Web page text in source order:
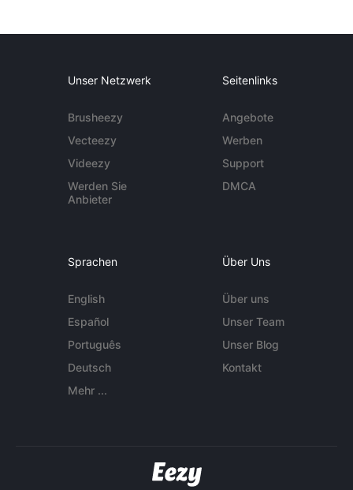
Unser Netzwerk
Brusheezy
Vecteezy
Videezy
Werden Sie
Anbieter
Seitenlinks
Angebote
Werben
Support
DMCA
Sprachen
English
Español
Português
Deutsch
Mehr ...
Über Uns
Über uns
Unser Team
Unser Blog
Kontakt